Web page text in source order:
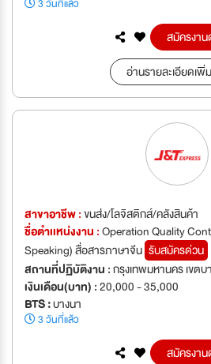
3 วันที่แล้ว
สมัครงา
อ่านรายละเอียดเพิ่
สาขาอาชีพ :ขนส่ง/โลจิสติกส์/คลังสินค้า
ชื่อตำเเหน่งงาน :Operation Quality
Speaking) สื่อสารภาษาจีน รับสมัครด่วน
สถานที่ปฏิบัติงาน :กรุงเทพมหานคร เขตบ
เงินเดือน(บาท) :20,000 - 35,000
BTS :บางนา
3 วันที่แล้ว
สมัครงา